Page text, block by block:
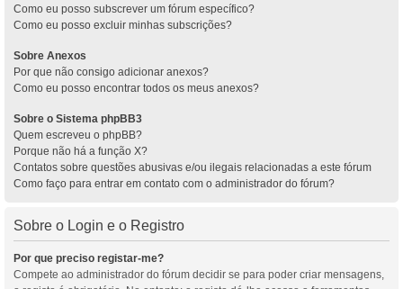
Como eu posso subscrever um fórum específico?
Como eu posso excluir minhas subscrições?
Sobre Anexos
Por que não consigo adicionar anexos?
Como eu posso encontrar todos os meus anexos?
Sobre o Sistema phpBB3
Quem escreveu o phpBB?
Porque não há a função X?
Contatos sobre questões abusivas e/ou ilegais relacionadas a este fórum
Como faço para entrar em contato com o administrador do fórum?
Sobre o Login e o Registro
Por que preciso registar-me?
Compete ao administrador do fórum decidir se para poder criar mensagens,